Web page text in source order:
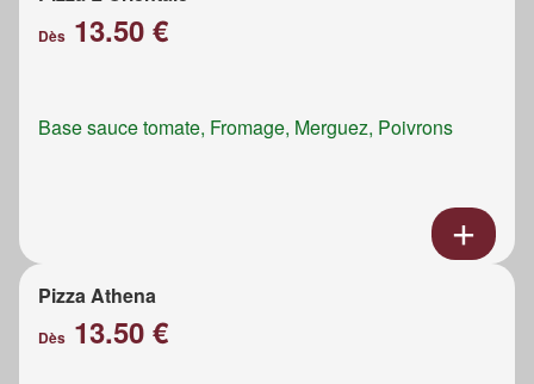
Dès 13.50 €
Base sauce tomate, Fromage, Merguez, Poivrons
Pizza Athena
Dès 13.50 €